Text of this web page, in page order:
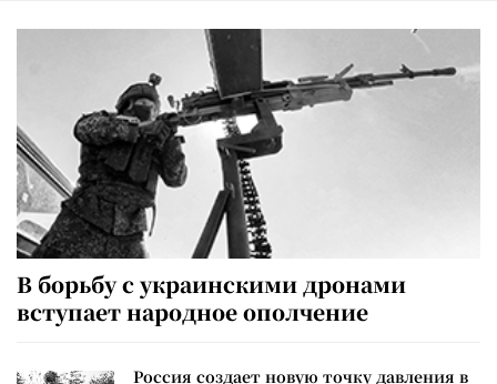
В борьбу с украинскими дронами
вступает народное ополчение
Россия создает новую точку давления в